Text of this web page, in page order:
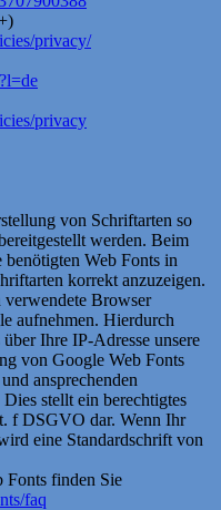
privacy/
privacy
von Schriftarten so
werden. Beim
Web Fonts in
korrekt anzuzeigen.
Browser
aufnehmen. Hierdurch
Ihre IP-Adresse unsere
von Google Web Fonts
ansprechenden
stellt ein berechtigtes
f DSGVO dar. Wenn Ihr
eine Standardschrift von
Fonts finden Sie
faq